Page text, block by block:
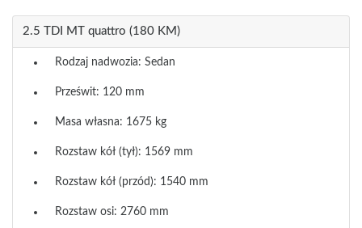
2.5 TDI MT quattro (180 KM)
Rodzaj nadwozia: Sedan
Prześwit: 120 mm
Masa własna: 1675 kg
Rozstaw kół (tył): 1569 mm
Rozstaw kół (przód): 1540 mm
Rozstaw osi: 2760 mm